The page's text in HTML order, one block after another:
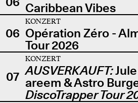
Caribbean Vibes
06
KONZERT
Opération Zéro -
Tour 2026
07
KONZERT
AUSVERKAUFT:Jule
areem & Astro
DiscoTrapper Tour